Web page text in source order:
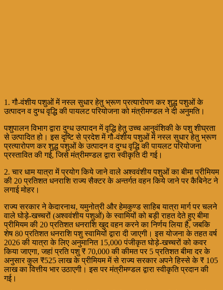
1. गौ-वंशीय पशुओं में नस्ल सुधार हेतु भ्रूण प्रत्यारोपण कर शुद्ध पशुओं के
उत्पादन व दुग्ध वृद्धि की पायलट परियोजना को मंत्रीमण्डल ने दी अनुमति।
पशुपालन विभाग द्वारा दुग्ध उत्पादन में वृद्धि हेतु उच्च आनुवंशिकी के पशु शीघ्रता
से उत्पादित हो। इस दृष्टि से प्रदेश में गौ-वंशीय पशुओं में नस्ल सुधार हेतु भ्रूण
प्रत्यारोपण कर शुद्ध पशुओं के उत्पादन व दुग्ध वृद्धि की पायलट परियोजना
प्रस्तावित की गई, जिसे मंत्रीमण्डल द्वारा स्वीकृति दी गई।
2. चार धाम यात्रा में प्रयोग किये जाने वाले अश्ववंशीय पशुओं का बीमा प्रीमियम
की 20 प्रतिशत धनराशि राज्य सैक्टर के अन्तर्गत वहन किये जाने पर कैबिनेट ने
लगाई मोहर।
राज्य सरकार ने केदारनाथ, यमुनोत्री और हेमकुण्ड साहिब यात्रा मार्ग पर चलने
वाले घोड़े-खच्चरों (अश्ववंशीय पशुओं) के स्वामियों को बड़ी राहत देते हुए बीमा
प्रीमियम की 20 प्रतिशत धनराशि खुद वहन करने का निर्णय लिया है, जबकि
शेष 80 प्रतिशत धनराशि पशु स्वामियों द्वारा दी जाएगी। इस योजना के तहत वर्ष
2026 की यात्रा के लिए अनुमानित 15,000 पंजीकृत घोड़े-खच्चरों को कवर
किया जाएगा, जहां प्रति पशु ₹ 70,000 की कीमत पर 5 प्रतिशत बीमा दर के
अनुसार कुल ₹525 लाख के प्रीमियम में से राज्य सरकार अपने हिस्से के ₹ 105
लाख का वित्तीय भार उठाएगी। इस पर मंत्रीमण्डल द्वारा स्वीकृति प्रदान की
गई।